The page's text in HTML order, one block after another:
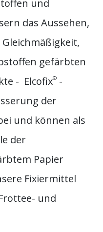
und
das Aussehen,
gefärbten
- Elcofix® -
der
und können als
der
Papier
Fixiermittel
und